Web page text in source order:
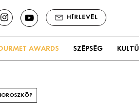
HÍRLEVÉL
AWARDS SZÉPSÉG